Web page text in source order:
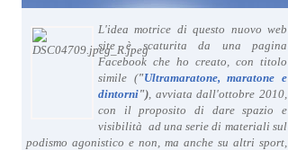
L'idea motrice di questo nuovo web
site è scaturita da una pagina
Facebook che ho creato, con titolo
simile ("Ultramaratone, maratone e
dintorni"), avviata dall'ottobre 2010,
con il proposito di dare spazio e
visibilità ad una serie di materiali sul
podismo agonistico e non, ma anche su altri sport,